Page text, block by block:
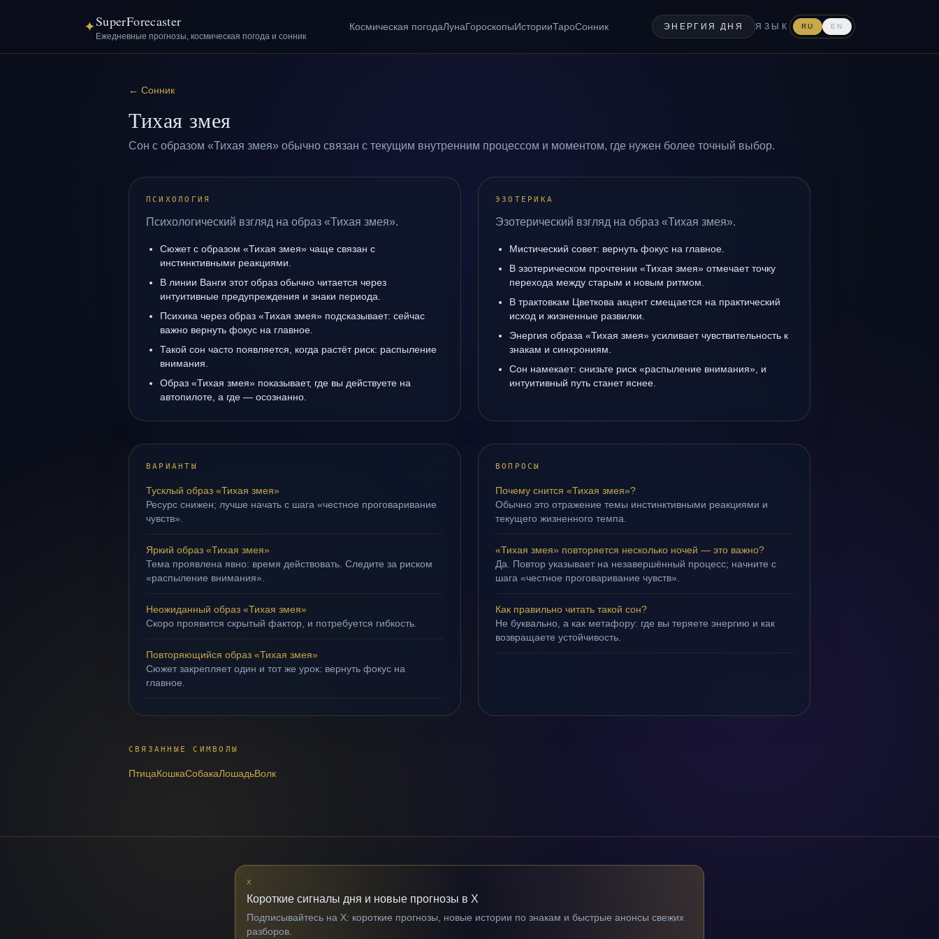
✦SuperForecaster
Ежедневные прогнозы, космическая погода и сонник
Космическая погодаЛунаГороскопыИсторииТароСонник ЭНЕРГИЯ ДНЯ ЯЗЫК RU EN
← Сонник
Тихая змея
Сон с образом «Тихая змея» обычно связан с текущим внутренним процессом и моментом, где нужен более точный выбор.
ПСИХОЛОГИЯ
Психологический взгляд на образ «Тихая змея».
Сюжет с образом «Тихая змея» чаще связан с
инстинктивными реакциями.
В линии Ванги этот образ обычно читается через
интуитивные предупреждения и знаки периода.
Психика через образ «Тихая змея» подсказывает: сейчас
важно вернуть фокус на главное.
Такой сон часто появляется, когда растёт риск: распыление
внимания.
Образ «Тихая змея» показывает, где вы действуете на
автопилоте, а где — осознанно.
ЭЗОТЕРИКА
Эзотерический взгляд на образ «Тихая змея».
Мистический совет: вернуть фокус на главное.
В эзотерическом прочтении «Тихая змея» отмечает точку
перехода между старым и новым ритмом.
В трактовкам Цветкова акцент смещается на практический
исход и жизненные развилки.
Энергия образа «Тихая змея» усиливает чувствительность к
знакам и синхрониям.
Сон намекает: снизьте риск «распыление внимания», и
интуитивный путь станет яснее.
ВАРИАНТЫ
Тусклый образ «Тихая змея»
Ресурс снижен; лучше начать с шага «честное проговаривание
чувств».
Яркий образ «Тихая змея»
Тема проявлена явно: время действовать. Следите за риском
«распыление внимания».
Неожиданный образ «Тихая змея»
Скоро проявится скрытый фактор, и потребуется гибкость.
Повторяющийся образ «Тихая змея»
Сюжет закрепляет один и тот же урок: вернуть фокус на
главное.
ВОПРОСЫ
Почему снится «Тихая змея»?
Обычно это отражение темы инстинктивными реакциями и
текущего жизненного темпа.
«Тихая змея» повторяется несколько ночей — это важно?
Да. Повтор указывает на незавершённый процесс; начните с
шага «честное проговаривание чувств».
Как правильно читать такой сон?
Не буквально, а как метафору: где вы теряете энергию и как
возвращаете устойчивость.
СВЯЗАННЫЕ СИМВОЛЫ
ПтицаКошкаСобакаЛошадьВолк
X
Короткие сигналы дня и новые прогнозы в X
Подписывайтесь на X: короткие прогнозы, новые истории по знакам и быстрые анонсы свежих
разборов.